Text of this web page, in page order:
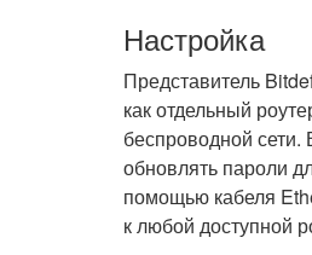
Настройка
Представитель
как отдельный
беспроводной
обновлять пароли
помощью кабеля
к любой доступной